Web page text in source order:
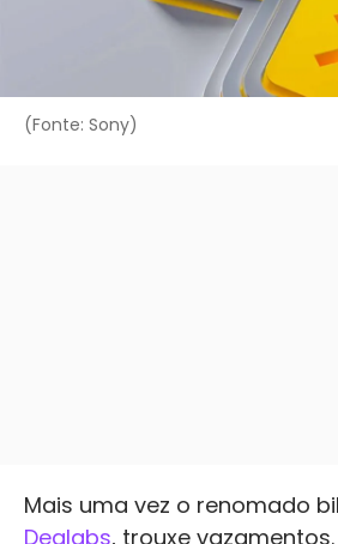
(Fonte: Sony)
Mais uma vez o renomado
Dealabs, trouxe